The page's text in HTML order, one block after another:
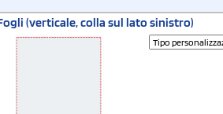
(verticale, colla sul lato sinistro)